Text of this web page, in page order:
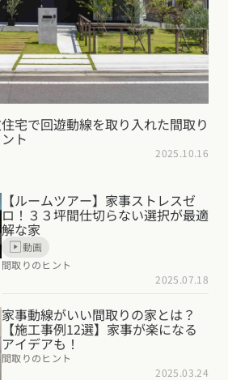
宅で回遊動線を取り入れた間取り
ト
2025.10.16
【ルームツアー】家事ストレスゼ
ロ！３３坪間仕切らない選択が最適
解な家
動画
間取りのヒント
2025.07.18
家事動線がいい間取りの家とは？
【施工事例12選】家事が楽になる
アイデアも！
間取りのヒント
2025.03.24